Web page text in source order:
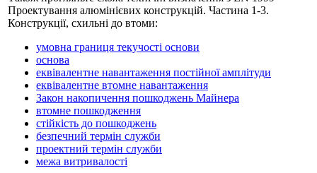
Проектування алюмінієвих конструкцій. Частина 1-3.
Конструкції, схильні до втоми:
умовна границя текучості основи
основа
еквівалентне навантаження постійної амплітуди
еквівалентне втомне навантаження
Закон накопичення пошкоджень Майнера
втомне пошкодження
стійкість до пошкоджень
безпечний термін служби
проектний термін служби
межа витривалості